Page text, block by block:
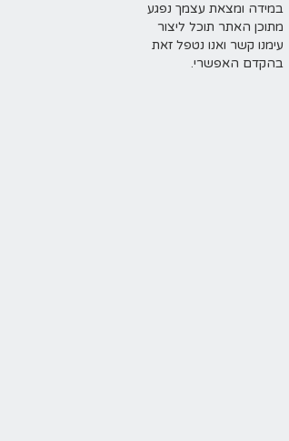
במידה ומצאת עצמך נפגע
מתוכן האתר תוכל ליצור
עימנו קשר ואנו נטפל זאת
בהקדם האפשרי.